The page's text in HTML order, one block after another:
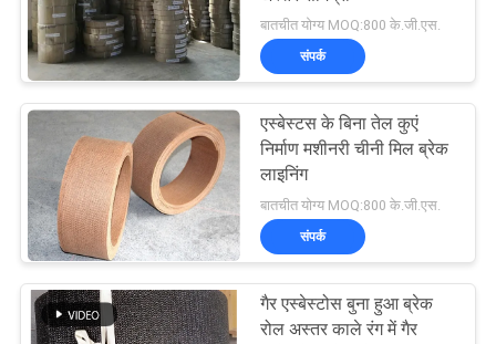
एस्बेस्टस फ्री ब्रेक
लाइनिंग
बातचीत योग्य MOQ:800 के.जी.एस.
संपर्क
एस्बेस्टस के बिना तेल कुएं
निर्माण मशीनरी चीनी मिल ब्रेक
लाइनिंग
बातचीत योग्य MOQ:800 के.जी.एस.
संपर्क
गैर एस्बेस्टोस बुना हुआ ब्रेक
रोल अस्तर काले रंग में गैर